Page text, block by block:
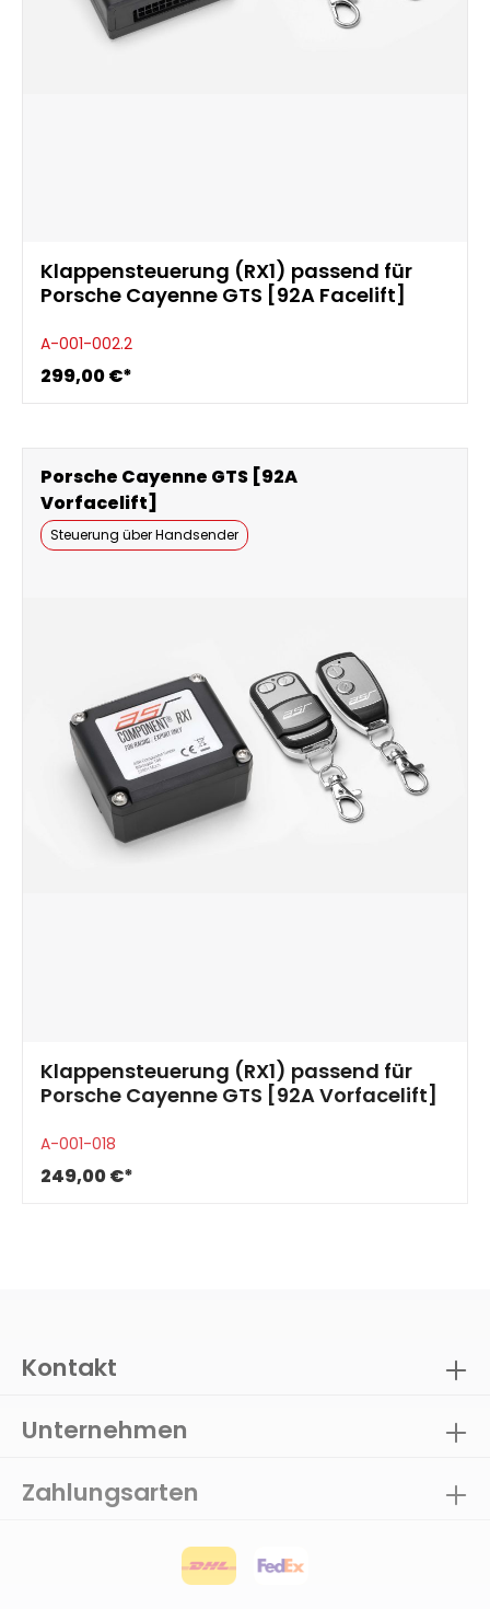
Klappensteuerung (RX1) passend für
Porsche Cayenne GTS [92A Facelift]
A-001-002.2
299,00 €*
Klappensteuerung (RX1) passend für
Porsche Cayenne GTS [92A Vorfacelift]
A-001-018
Porsche Cayenne GTS [92A
Vorfacelift]
Steuerung über Handsender
249,00 €*
Kontakt
Unternehmen
Zahlungsarten